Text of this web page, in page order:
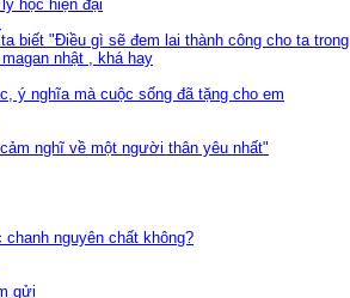
học hiện đại
biết "Điều gì sẽ đem lai thành công cho ta trong
nhật , khá hay
ý nghĩa mà cuộc sống đã tặng cho em
nghĩ về một người thân yêu nhất"
nguyên chất không?
gửi